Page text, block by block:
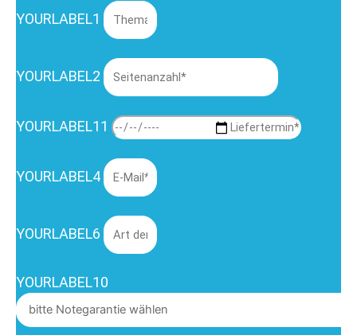
YOURLABEL1
YOURLABEL2
YOURLABEL11
YOURLABEL4
YOURLABEL6
YOURLABEL10